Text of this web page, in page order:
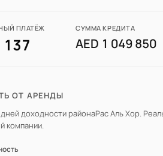
ПЛАТЁЖ
137
СУММА КРЕДИТА
AED 1 049 850
ОТ АРЕНДЫ
доходности районаРас Аль Хор.
компании.